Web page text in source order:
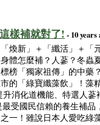
樣補就對了! - 10 years
煥新」＋「纖活」＋
體怎麼補？人蔘？冬蟲
榜「獨家祖傳」的中藥
的「綠寶纖藻飲」！藻
升消化道機能、特選人蔘
受國民信賴的養生補品
一！雖說日本人愛吃綠